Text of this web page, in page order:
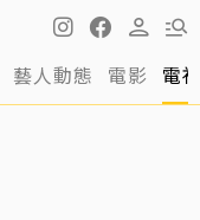
藝人動態 電影 電